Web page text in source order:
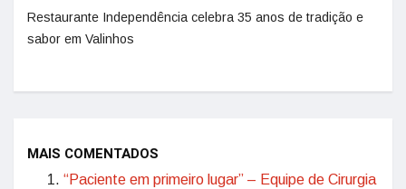
Restaurante Independência celebra 35 anos de tradição e
sabor em Valinhos
MAIS COMENTADOS
“Paciente em primeiro lugar” – Equipe de Cirurgia